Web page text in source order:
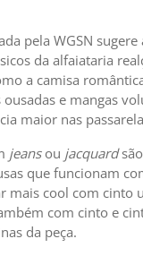
pela WGSN
da alfaiataria
a camisa
e mangas
maior nas
jeansou jacquard
que funcionam
mais cool com cinto
com cinto e
da peça.